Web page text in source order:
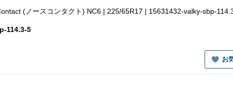
(ノースコンタクト) NC6 | 225/65R17 | 15631432-valky-sbp-
114.3-5
お